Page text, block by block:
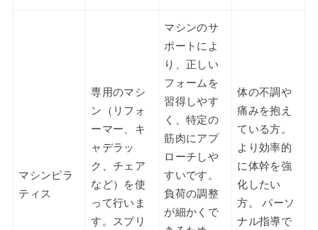
マシンピラ
ティス
専用のマシ
ン（リフォ
ーマー、キ
ャデラッ
ク、チェア
など）を使
って行いま
す。スプリ
マシンのサ
ポートによ
り、正しい
フォームを
習得しやす
く、特定の
筋肉にアプ
ローチしや
すいです。
負荷の調整
が細かくで
体の不調や
痛みを抱え
ている方。
より効率的
に体幹を強
化したい
方。 パーソ
ナル指導で